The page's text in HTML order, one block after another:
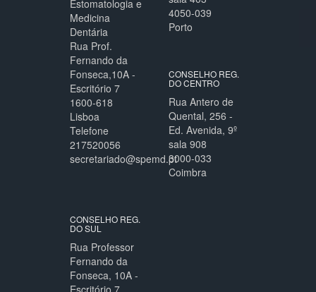
Estomatologia e
Medicina
Dentária
Rua Prof.
Fernando da
Fonseca,10A -
Escritório 7
1600-618
Lisboa
Telefone
217520056
secretariado@spemd.pt
4050-039
Porto
CONSELHO REG.
DO CENTRO
Rua Antero de
Quental, 256 -
Ed. Avenida, 9º
sala 908
3000-033
Coimbra
CONSELHO REG.
DO SUL
Rua Professor
Fernando da
Fonseca, 10A -